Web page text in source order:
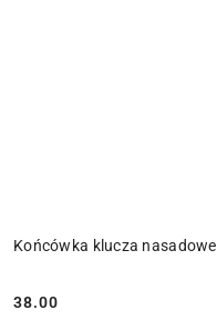
Końcówka klucza
Cena:
38.00